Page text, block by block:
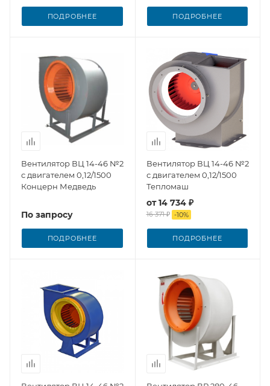
ПОДРОБНЕЕ ПОДРОБНЕЕ
Вентилятор ВЦ 14-46 №2
с двигателем 0,12/1500
Концерн Медведь
По запросу
ПОДРОБНЕЕ
Вентилятор ВЦ 14-46 №2
с двигателем 0,12/1500
Тепломаш
от14 734 ₽
16 371 ₽ -10%
ПОДРОБНЕЕ